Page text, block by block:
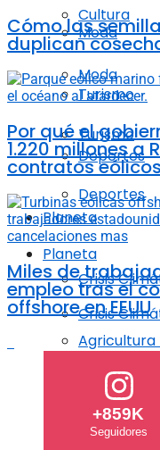
Moda
Turismo
Deportes
Planeta
Crisis
Océanos
Cultura
Moda
Turismo
Deportes
Planeta
Crisis
Océanos
Cómo las
duplican
Por qué el
1.220 millones a
contratos
Miles de
empleo tras el
offshore en EEUU
+859K